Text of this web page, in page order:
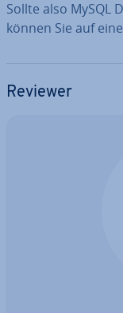
Sollte also MySQL
können Sie auf
Reviewer